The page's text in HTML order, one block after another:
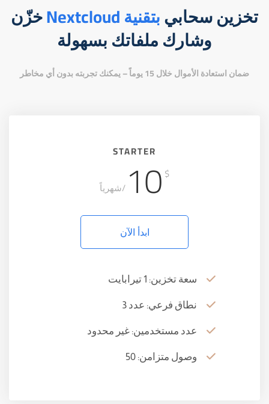
تخزين سحابيبتقنية Nextcloud خزّن
وشارك ملفاتك بسهولة
ضمان استعادة الأموال خلال 15 يوماً – يمكنك تجربته بدون أي مخاطر
STARTER
$
10 /شهرياً
ابدأ الآن
سعة تخزين: 1 تيرابايت
نطاق فرعي: عدد 3
عدد مستخدمين: غير محدود
وصول متزامن: 50